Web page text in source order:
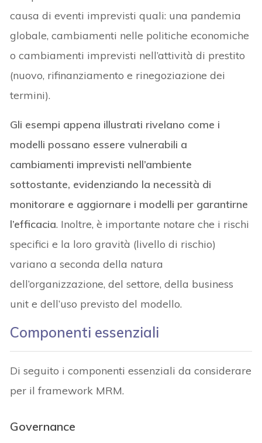
causa di eventi imprevisti quali: una pandemia
globale, cambiamenti nelle politiche economiche
o cambiamenti imprevisti nell’attività di prestito
(nuovo, rifinanziamento e rinegoziazione dei
termini).
Gli esempi appena illustrati rivelano come i
modelli possano essere vulnerabili a
cambiamenti imprevisti nell’ambiente
sottostante, evidenziando la necessità di
monitorare e aggiornare i modelli per garantirne
l’efficacia. Inoltre, è importante notare che i rischi
specifici e la loro gravità (livello di rischio)
variano a seconda della natura
dell’organizzazione, del settore, della business
unit e dell’uso previsto del modello.
Componenti essenziali
Di seguito i componenti essenziali da considerare
per il framework MRM.
Governance